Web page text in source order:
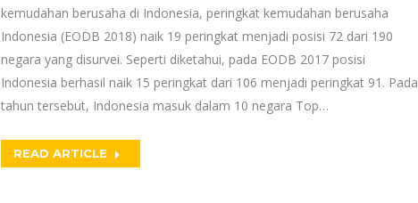
kemudahan berusaha di Indonesia, peringkat kemudahan berusaha
Indonesia (EODB 2018) naik 19 peringkat menjadi posisi 72 dari 190
negara yang disurvei. Seperti diketahui, pada EODB 2017 posisi
Indonesia berhasil naik 15 peringkat dari 106 menjadi peringkat 91. Pada
tahun tersebut, Indonesia masuk dalam 10 negara Top…
READ ARTICLE